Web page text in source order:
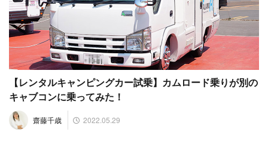
【レンタルキャンピングカー試乗】カムロード乗りが別の
キャブコンに乗ってみた！
齋藤千歳 2022.05.29